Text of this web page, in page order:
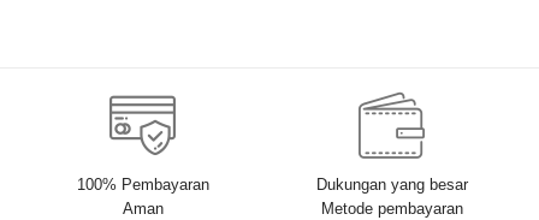
100% Pembayaran
Aman
Dukungan yang besar
Metode pembayaran